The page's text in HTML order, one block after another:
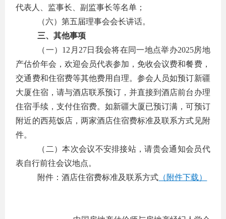
代表人、监事长、副监事长等名单；
（六）第五届理事会会长讲话。
三、其他事项
（一）12月27日我会将在同一地点举办2025房地
产估价年会，欢迎会员代表参加，免收会议费和餐费，
交通费和住宿费等其他费用自理。参会人员如预订新疆
大厦住宿，请与酒店联系预订，并直接到酒店前台办理
住宿手续，支付住宿费。如新疆大厦已预订满，可预订
附近的西苑饭店，两家酒店住宿费标准及联系方式见附
件。
（二）本次会议不安排接站，请贵会通知会员代
表自行前往会议地点。
附件：酒店住宿费标准及联系方式 （附件下载）